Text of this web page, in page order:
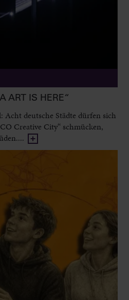
ART IS HERE“
Acht deutsche Städte dürfen sich
Creative City“ schmücken,